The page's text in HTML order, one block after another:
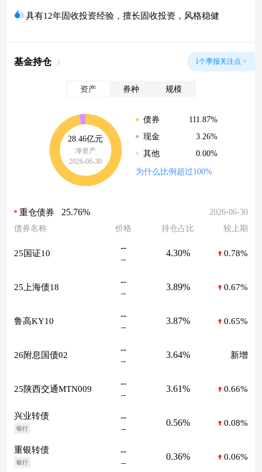
具有12年固收投资经验，擅长固收投资，风格稳健
基金持仓 1个季报关注点 >
资产 券种 规模
28.46亿元
净资产
2026-06-30
债券
111.87%
现金
3.26%
其他
0.00%
为什么比例超过100%
重仓债券 25.76%
2026-06-30
债券名称
价格 持仓占比 较上期
25国证10
--
--
4.30% 0.78%
25上海债18
--
--
3.89% 0.67%
鲁高KY10
--
--
3.87% 0.65%
26附息国债02
--
--
3.64% 新增
25陕西交通MTN009
--
--
3.61% 0.66%
兴业转债
银行
--
--
0.56% 0.08%
重银转债
银行
--
--
0.36% 0.06%